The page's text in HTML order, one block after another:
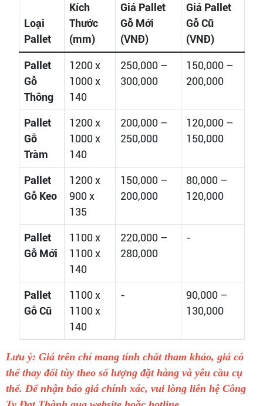
Loại
Pallet
Kích
Thước
(mm)
Giá Pallet
Gỗ Mới
(VNĐ)
Giá Pallet
Gỗ Cũ
(VNĐ)
Pallet
Gỗ
Thông
1200 x
1000 x
140
250,000 –
300,000
150,000 –
200,000
Pallet
Gỗ
Tràm
1200 x
1000 x
140
200,000 –
250,000
120,000 –
150,000
Pallet
Gỗ Keo
1200 x
900 x
135
150,000 –
200,000
80,000 –
120,000
Pallet
Gỗ Mới
1100 x
1100 x
140
220,000 –
280,000
-
Pallet
Gỗ Cũ
1100 x
1100 x
140
-
90,000 –
130,000
Lưu ý: Giá trên chỉ mang tính chất tham khảo, giá có
thể thay đổi tùy theo số lượng đặt hàng và yêu cầu cụ
thể. Để nhận báo giá chính xác, vui lòng liên hệ Công